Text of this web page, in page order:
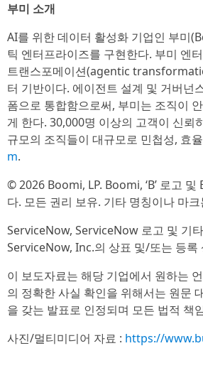
부미 소개
AI를 위한 데이터 활성화 기업인 부미
틱 엔터프라이즈를 구현한다. 부미
트랜스포메이션(agentic
터 기반이다. 에이전트 설계 및 거버넌
폼으로 통합함으로써, 부미는 조직이
게 한다. 30,000명 이상의 고객이 신뢰
규모의 조직들이 대규모로 민첩성, 효
m.
© 2026 Boomi, LP. Boomi, ‘B’ 로고
다. 모든 권리 보유. 기타 명칭이나 마
ServiceNow, ServiceNow 로고 및 기
ServiceNow, Inc.의 상표 및/또는 등록
이 보도자료는 해당 기업에서 원하는
의 정확한 사실 확인을 위해서는 원문
을 갖는 발표로 인정되며 모든 법적 책
사진/멀티미디어 자료 : https://